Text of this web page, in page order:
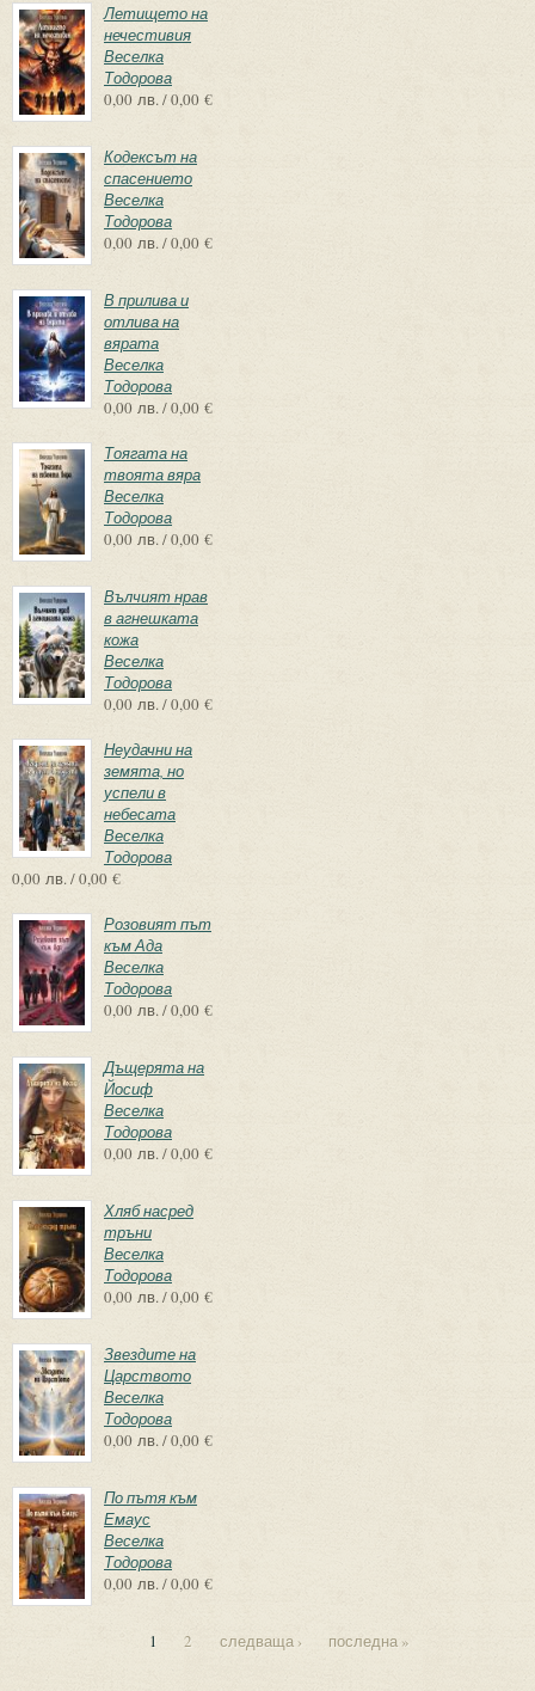
Летището на
нечестивия
Веселка
Тодорова
0,00 лв. / 0,00 €
Кодексът на
спасението
Веселка
Тодорова
0,00 лв. / 0,00 €
В прилива и
отлива на
вярата
Веселка
Тодорова
0,00 лв. / 0,00 €
Тоягата на
твоята вяра
Веселка
Тодорова
0,00 лв. / 0,00 €
Вълчият нрав
в агнешката
кожа
Веселка
Тодорова
0,00 лв. / 0,00 €
Неудачни на
земята, но
успели в
небесата
Веселка
Тодорова
0,00 лв. / 0,00 €
Розовият път
към Ада
Веселка
Тодорова
0,00 лв. / 0,00 €
Дъщерята на
Йосиф
Веселка
Тодорова
0,00 лв. / 0,00 €
Хляб насред
тръни
Веселка
Тодорова
0,00 лв. / 0,00 €
Звездите на
Царството
Веселка
Тодорова
0,00 лв. / 0,00 €
По пътя към
Емаус
Веселка
Тодорова
0,00 лв. / 0,00 €
1 2 следваща › последна »